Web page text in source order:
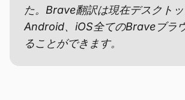
た。Brave翻訳は現在デスクトッ
Android、iOS全てのBraveブラ
ることができます。